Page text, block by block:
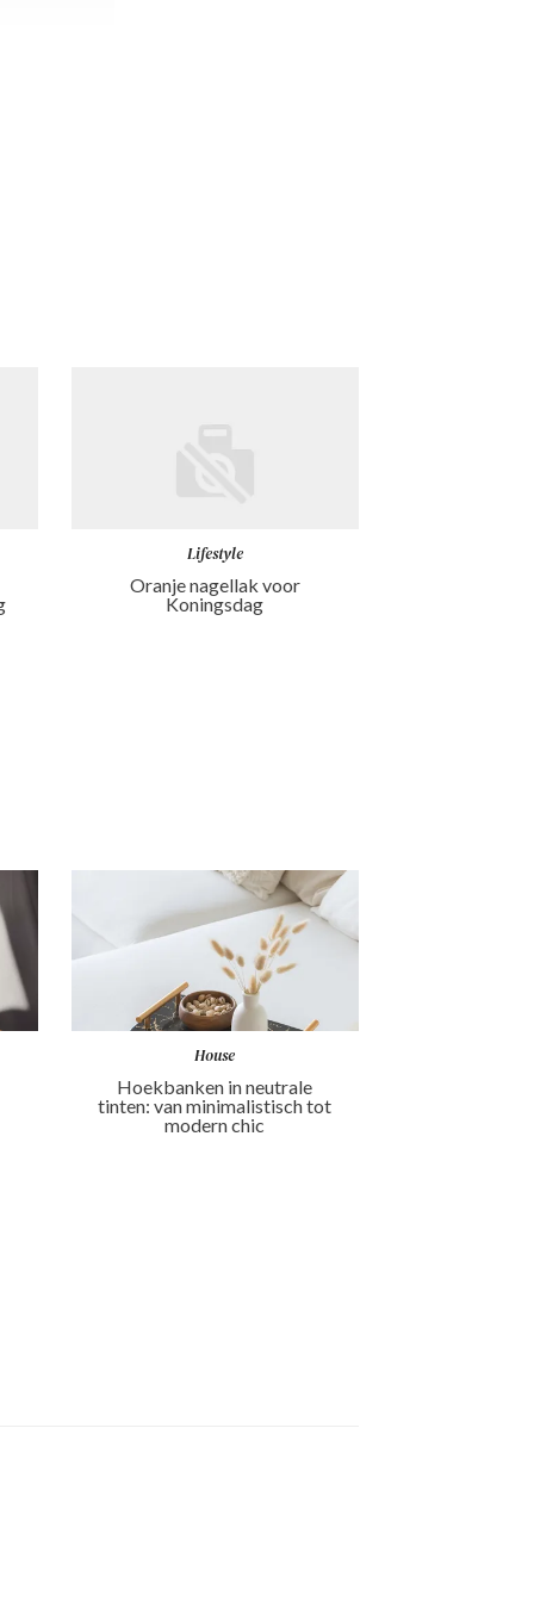
Lifestyle
Oranje nagellak voor
Koningsdag
House
Hoekbanken in neutrale
tinten: van minimalistisch tot
modern chic